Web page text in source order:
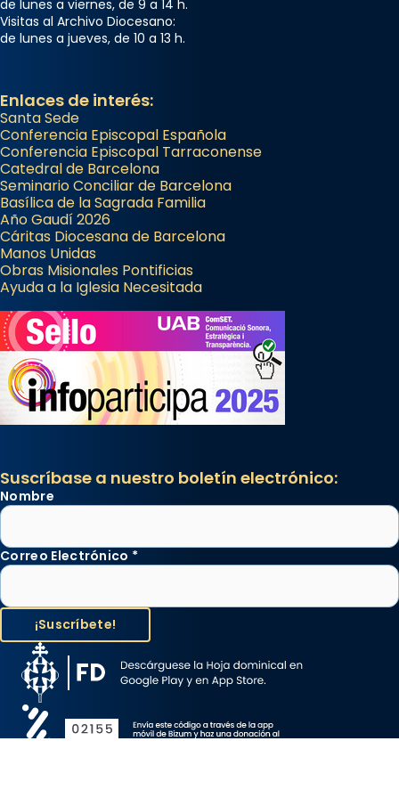
de lunes a viernes, de 9 a 14 h.
Visitas al Archivo Diocesano:
de lunes a jueves, de 10 a 13 h.
Enlaces de interés:
Santa Sede
Conferencia Episcopal Española
Conferencia Episcopal Tarraconense
Catedral de Barcelona
Seminario Conciliar de Barcelona
Basílica de la Sagrada Familia
Año Gaudí 2026
Cáritas Diocesana de Barcelona
Manos Unidas
Obras Misionales Pontificias
Ayuda a la Iglesia Necesitada
Suscríbase a nuestro boletín electrónico:
Nombre
Correo Electrónico *